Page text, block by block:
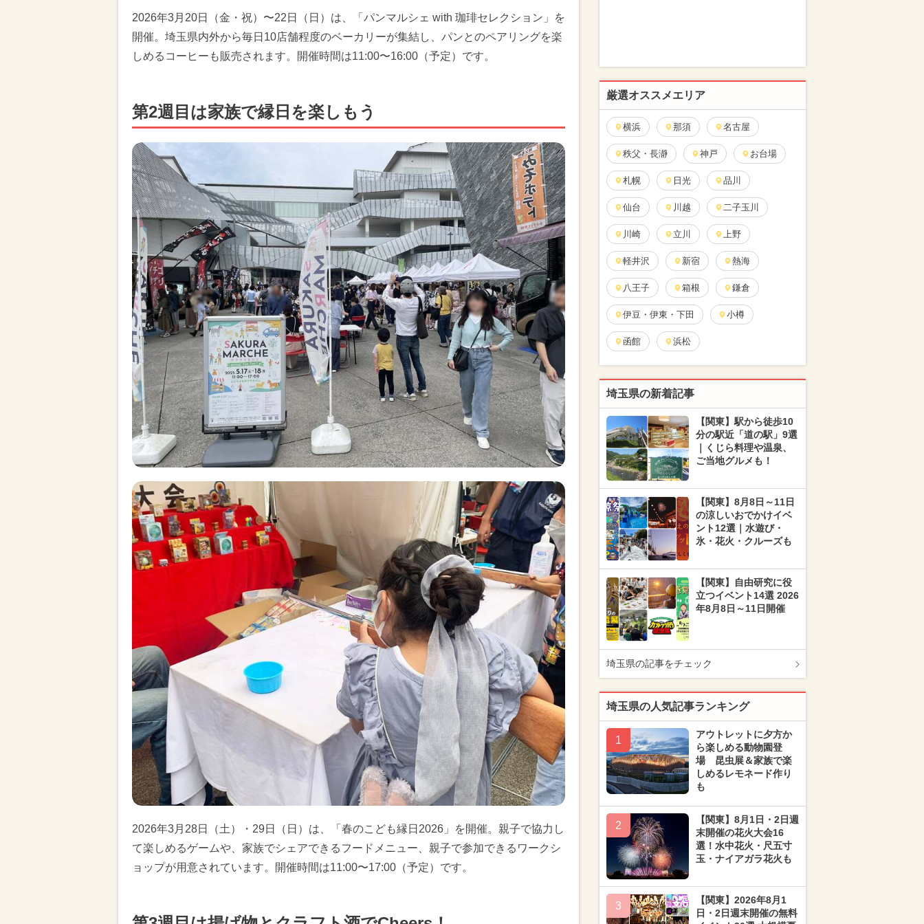
2026年3月20日（金・祝）〜22日（日）は、「パンマルシェ with 珈琲セレクション」を
開催。埼玉県内外から毎日10店舗程度のベーカリーが集結し、パンとのペアリングを楽
しめるコーヒーも販売されます。開催時間は11:00〜16:00（予定）です。
第2週目は家族で縁日を楽しもう
2026年3月28日（土）・29日（日）は、「春のこども縁日2026」を開催。親子で協力し
て楽しめるゲームや、家族でシェアできるフードメニュー、親子で参加できるワークシ
ョップが用意されています。開催時間は11:00〜17:00（予定）です。
厳選オススメエリア
横浜 那須 名古屋
秩父・長瀞 神戸 お台場
札幌 日光 品川
仙台 川越 二子玉川
川崎 立川 上野
軽井沢 新宿 熱海
八王子 箱根 鎌倉
伊豆・伊東・下田 小樽
函館 浜松
埼玉県の新着記事
【関東】駅から徒歩10
分の駅近「道の駅」9選
｜くじら料理や温泉、
ご当地グルメも！
【関東】8月8日～11日
の涼しいおでかけイベ
ント12選｜水遊び・
氷・花火・クルーズも
【関東】自由研究に役
立つイベント14選 2026
年8月8日～11日開催
埼玉県の記事をチェック
埼玉県の人気記事ランキング
1
アウトレットに夕方か
ら楽しめる動物園登
場 昆虫展＆家族で楽
しめるレモネード作り
も
2
【関東】8月1日・2日週
末開催の花火大会16
選！水中花火・尺五寸
玉・ナイアガラ花火も
3
【関東】2026年8月1
日・2日週末開催の無料